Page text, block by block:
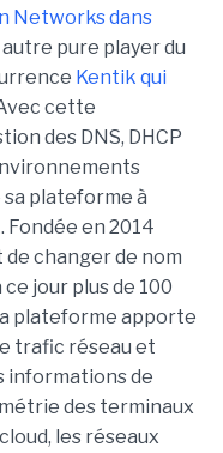
Networks dans
pure player du
Kentik qui
cette
des DNS, DHCP
plateforme à
en 2014
de changer de nom
jour plus de 100
plateforme apporte
trafic réseau et
informations de
des terminaux
les réseaux